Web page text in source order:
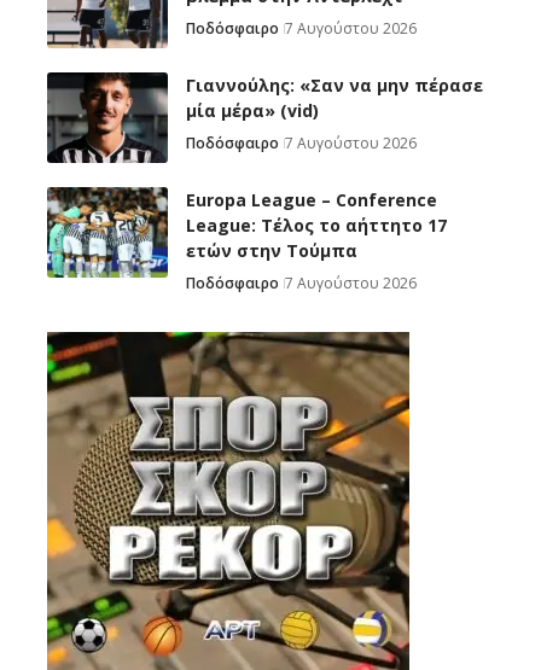
Ποδόσφαιρο 7 Αυγούστου 2026
Γιαννούλης: «Σαν να μην πέρασε
μία μέρα» (vid)
Ποδόσφαιρο 7 Αυγούστου 2026
Europa League – Conference
League: Τέλος το αήττητο 17
ετών στην Τούμπα
Ποδόσφαιρο 7 Αυγούστου 2026